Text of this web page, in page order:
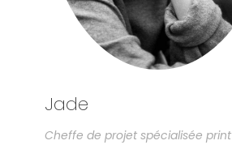
Jade
Cheffe de projet spécialisée print